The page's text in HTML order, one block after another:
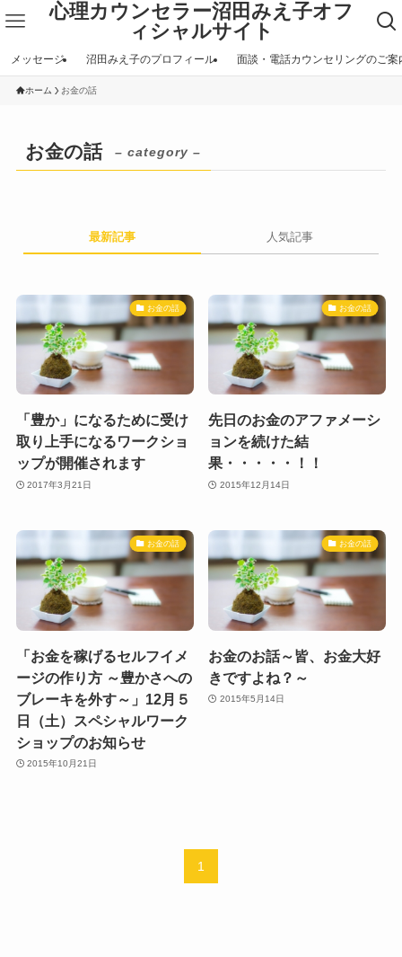
心理カウンセラー沼田みえ子オフ
ィシャルサイト
メッセージ 沼田みえ子のプロフィール 面談・電話カウンセリングのご案
ホーム お金の話
お金の話 – category –
最新記事 人気記事
お金の話
「豊か」になるために受け
取り上手になるワークショ
ップが開催されます
2017年3月21日
お金の話
先日のお金のアファメーシ
ョンを続けた結
果・・・・・！！
2015年12月14日
お金の話
「お金を稼げるセルフイメ
ージの作り方 ～豊かさへの
ブレーキを外す～」12月５
日（土）スペシャルワーク
ショップのお知らせ
2015年10月21日
お金の話
お金のお話～皆、お金大好
きですよね？～
2015年5月14日
1